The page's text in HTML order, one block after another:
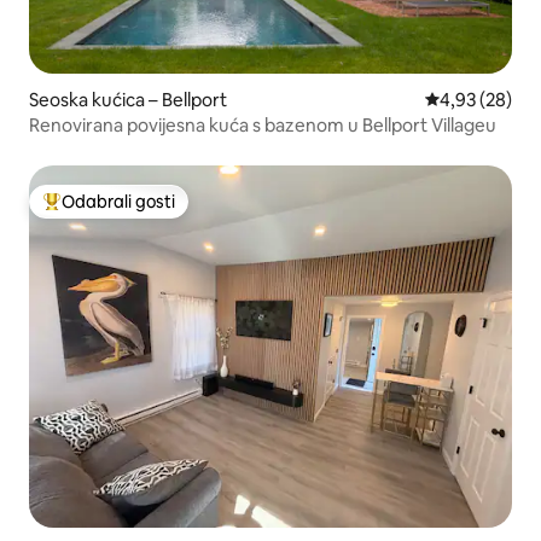
Seoska kućica – Bellport Prosječna
4,93 (28)
Renovirana povijesna kuća s bazenom u Bellport Villageu
Među najviše rangiranima s oznakom „Odabrali gosti”
Odabrali gosti